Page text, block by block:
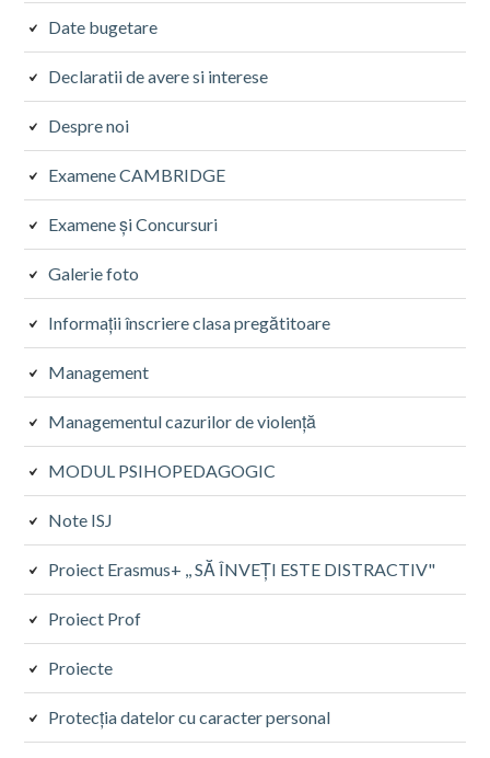
Date bugetare
Declaratii de avere si interese
Despre noi
Examene CAMBRIDGE
Examene și Concursuri
Galerie foto
Informații înscriere clasa pregătitoare
Management
Managementul cazurilor de violență
MODUL PSIHOPEDAGOGIC
Note ISJ
Proiect Erasmus+ ,, SĂ ÎNVEȚI ESTE DISTRACTIV"
Proiect Prof
Proiecte
Protecţia datelor cu caracter personal